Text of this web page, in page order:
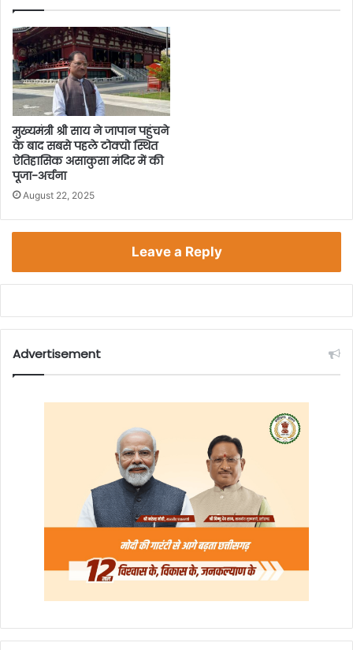
मुख्यमंत्री श्री साय ने जापान पहुंचने
के बाद सबसे पहले टोक्यो स्थित
ऐतिहासिक असाकुसा मंदिर में की
पूजा-अर्चना
August 22, 2025
Leave a Reply
Advertisement